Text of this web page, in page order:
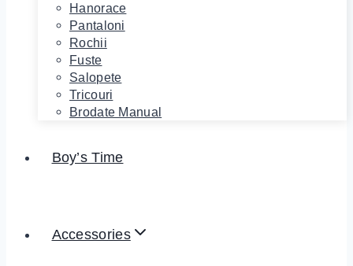
Hanorace
Pantaloni
Rochii
Fuste
Salopete
Tricouri
Brodate Manual
Boy’s Time
Accessories